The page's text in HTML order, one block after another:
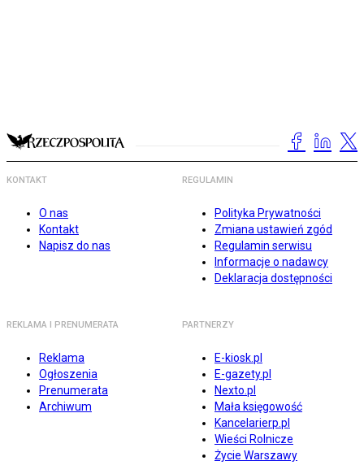
KONTAKT
O nas
Kontakt
Napisz do nas
REGULAMIN
Polityka Prywatności
Zmiana ustawień zgód
Regulamin serwisu
Informacje o nadawcy
Deklaracja dostępności
REKLAMA I PRENUMERATA
Reklama
Ogłoszenia
Prenumerata
Archiwum
PARTNERZY
E-kiosk.pl
E-gazety.pl
Nexto.pl
Mała księgowość
Kancelarierp.pl
Wieści Rolnicze
Życie Warszawy